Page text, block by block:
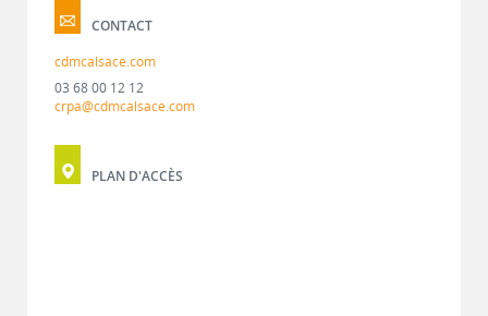
CONTACT
cdmcalsace.com
03 68 00 12 12
crpa@cdmcalsace.com
PLAN D'ACCÈS